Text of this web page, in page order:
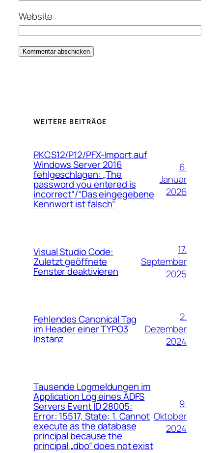
Website
WEITERE BEITRÄGE
PKCS12/P12/PFX-Import auf
Windows Server 2016
fehlgeschlagen: „The
password you entered is
incorrect“/“Das eingegebene
Kennwort ist falsch“
6.
Januar
2026
Visual Studio Code:
Zuletzt geöffnete
Fenster deaktivieren
17.
September
2025
Fehlendes Canonical Tag
im Header einer TYPO3
Instanz
2.
Dezember
2024
Tausende Logmeldungen im
Application Log eines ADFS
Servers Event ID 28005:
Error: 15517, State: 1. Cannot
execute as the database
principal because the
principal „dbo“ does not exist
9.
Oktober
2024